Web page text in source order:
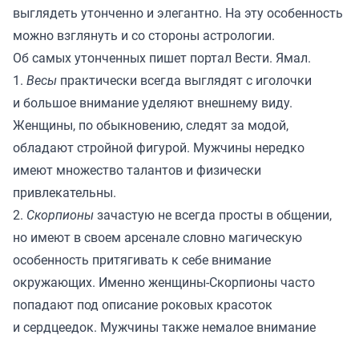
выглядеть утонченно и элегантно. На эту особенность
можно взглянуть и со стороны астрологии.
Об самых утонченных пишет портал Вести. Ямал.
1. Весы практически всегда выглядят с иголочки
и большое внимание уделяют внешнему виду.
Женщины, по обыкновению, следят за модой,
обладают стройной фигурой. Мужчины нередко
имеют множество талантов и физически
привлекательны.
2. Скорпионызачастую не всегда просты в общении,
но имеют в своем арсенале словно магическую
особенность притягивать к себе внимание
окружающих. Именно женщины-Скорпионы часто
попадают под описание роковых красоток
и сердцеедок. Мужчины также немалое внимание